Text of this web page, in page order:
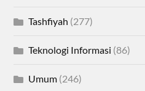
Tashfiyah (277)
Teknologi Informasi (86)
Umum (246)